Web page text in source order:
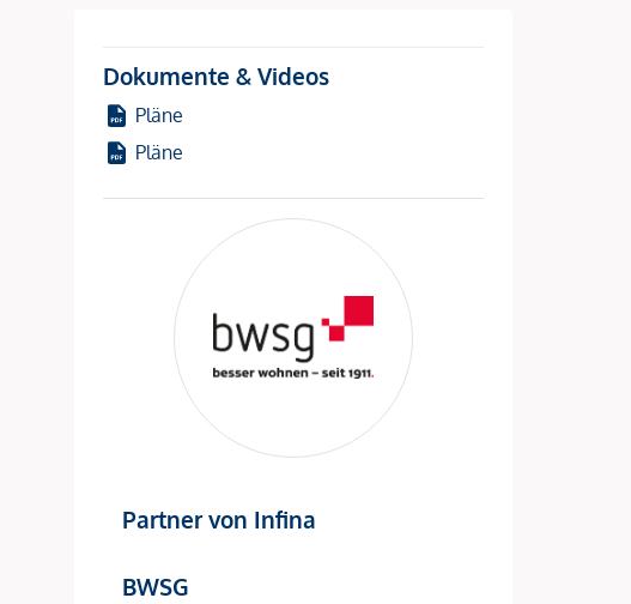
Dokumente & Videos
Pläne
Pläne
Partner von Infina
BWSG